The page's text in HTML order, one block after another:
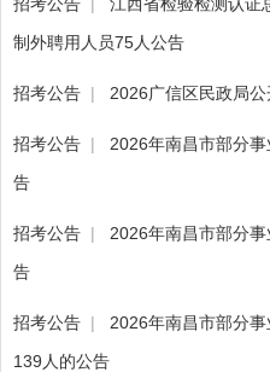
制外聘用人员75人公告
招考公告 | 2026广信区民政局
招考公告 |
2026年南昌市部分
告
招考公告 |
2026年南昌市部分
告
招考公告 |
2026年南昌市部分
139人的公告